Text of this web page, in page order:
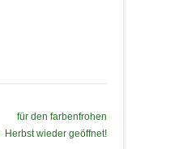
für den farbenfrohen
Herbst wieder geöffnet!